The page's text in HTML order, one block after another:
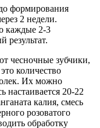
формирования
2 недели.
каждые 2-3
результат.
чесночные зубчики,
количество
Их можно
настаивается 20-22
калия, смесь
розоватого
обработку